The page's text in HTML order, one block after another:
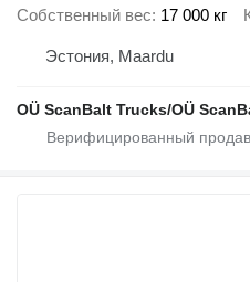
Собственный вес 17 000 кг
Эстония, Maardu
OÜ ScanBalt Trucks/OÜ